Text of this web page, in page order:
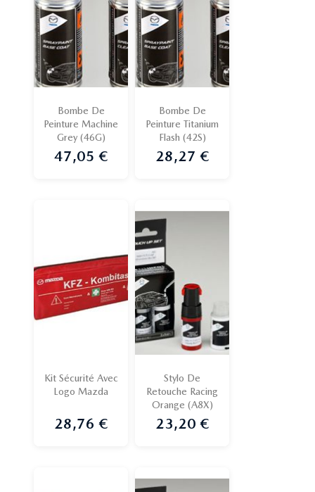
Bombe De
Peinture Machine
Grey (46G)
Prix
47,05 €
Bombe De
Peinture Titanium
Flash (42S)
Prix
28,27 €
Kit Sécurité Avec
Logo Mazda
Prix
28,76 €
Stylo De
Retouche Racing
Orange (A8X)
Prix
23,20 €